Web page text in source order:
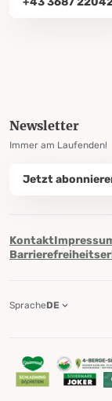
Newsletter
Immer am Laufenden!
Jetzt
Kontakt
SpracheDE